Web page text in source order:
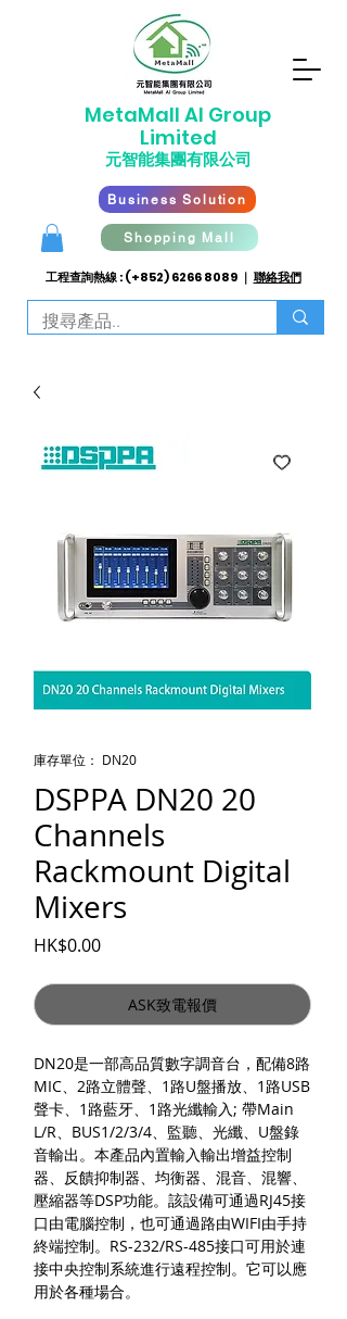
​MetaMall AI Group
Limited
元智能集團有限公司
Business Solution
Shopping Mall
工程查詢熱線 : (+852)6266 8089｜ 聯絡我們
庫存單位： DN20
DSPPA DN20 20
Channels
Rackmount Digital
Mixers
HK$0.00價格
ASK致電報價
DN20是一部高品質數字調音台，配備8路
MIC、2路立體聲、1路U盤播放、1路USB
聲卡、1路藍牙、1路光纖輸入; 帶Main
L/R、BUS1/2/3/4、監聽、光纖、U盤錄
音輸出。本產品內置輸入輸出增益控制
器、反饋抑制器、均衡器、混音、混響、
壓縮器等DSP功能。該設備可通過RJ45接
口由電腦控制，也可通過路由WIFI由手持
終端控制。RS-232/RS-485接口可用於連
接中央控制系統進行遠程控制。它可以應
用於各種場合。